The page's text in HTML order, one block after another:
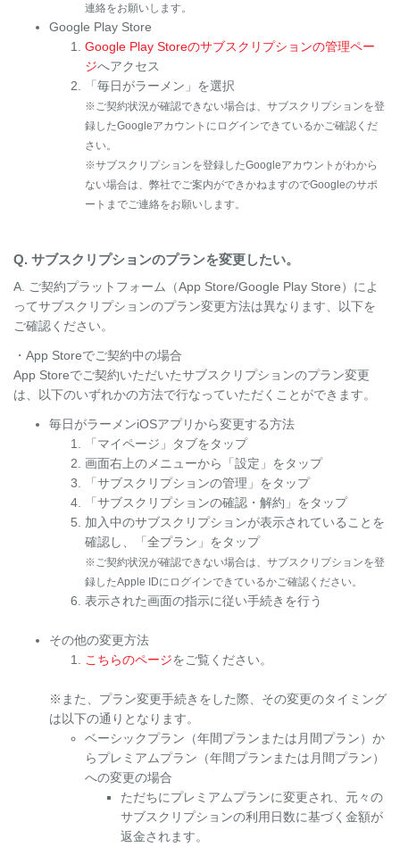
連絡をお願いします。
Google Play Store
Google Play Storeのサブスクリプションの管理ペー
ジへアクセス
「毎日がラーメン」を選択
※ご契約状況が確認できない場合は、サブスクリプションを登
録したGoogleアカウントにログインできているかご確認くだ
さい。
※サブスクリプションを登録したGoogleアカウントがわから
ない場合は、弊社でご案内ができかねますのでGoogleのサポ
ートまでご連絡をお願いします。
Q. サブスクリプションのプランを変更したい。
A. ご契約プラットフォーム（App Store/Google Play Store）によ
ってサブスクリプションのプラン変更方法は異なります、以下を
ご確認ください。
・App Storeでご契約中の場合
App Storeでご契約いただいたサブスクリプションのプラン変更
は、以下のいずれかの方法で行なっていただくことができます。
毎日がラーメンiOSアプリから変更する方法
「マイページ」タブをタップ
画面右上のメニューから「設定」をタップ
「サブスクリプションの管理」をタップ
「サブスクリプションの確認・解約」をタップ
加入中のサブスクリプションが表示されていることを
確認し、「全プラン」をタップ
※ご契約状況が確認できない場合は、サブスクリプションを登
録したApple IDにログインできているかご確認ください。
表示された画面の指示に従い手続きを行う
その他の変更方法
こちらのページをご覧ください。
※また、プラン変更手続きをした際、その変更のタイミング
は以下の通りとなります。
ベーシックプラン（年間プランまたは月間プラン）か
らプレミアムプラン（年間プランまたは月間プラン）
への変更の場合
ただちにプレミアムプランに変更され、元々の
サブスクリプションの利用日数に基づく金額が
返金されます。